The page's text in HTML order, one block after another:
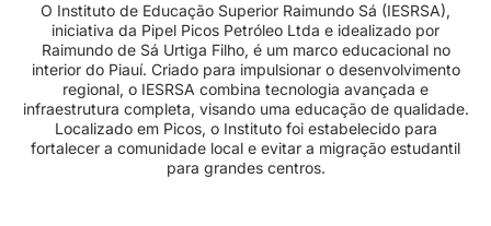
O Instituto de Educação Superior Raimundo Sá (IESRSA),
iniciativa da Pipel Picos Petróleo Ltda e idealizado por
Raimundo de Sá Urtiga Filho, é um marco educacional no
interior do Piauí. Criado para impulsionar o desenvolvimento
regional, o IESRSA combina tecnologia avançada e
infraestrutura completa, visando uma educação de qualidade.
Localizado em Picos, o Instituto foi estabelecido para
fortalecer a comunidade local e evitar a migração estudantil
para grandes centros.